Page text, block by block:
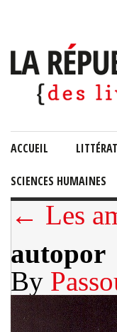
ACCUEIL
SCIENCES HUMAINES
← Les
autopor
By